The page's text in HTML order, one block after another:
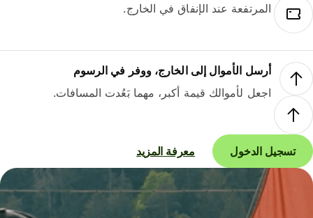
المرتفعة عند الإنفاق في الخارج.
أرسل الأموال إلى الخارج، ووفر في الرسوم
اجعل لأموالك قيمة أكبر، مهما بَعُدت المسافات.
تسجيل الدخول معرفة المزيد